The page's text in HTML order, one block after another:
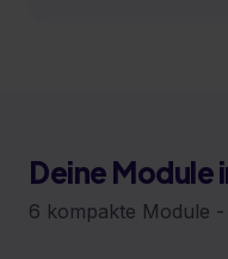
Deine Module
6 kompakte Module